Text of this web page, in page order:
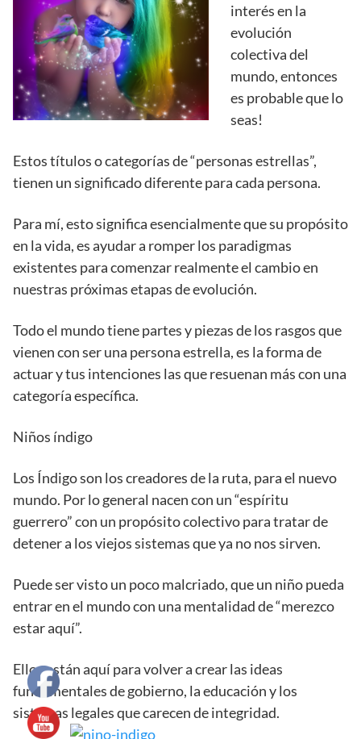
interés en la
evolución
colectiva del
mundo, entonces
es probable que lo
seas!
Estos títulos o categorías de “personas estrellas”,
tienen un significado diferente para cada persona.
Para mí, esto significa esencialmente que su propósito
en la vida, es ayudar a romper los paradigmas
existentes para comenzar realmente el cambio en
nuestras próximas etapas de evolución.
Todo el mundo tiene partes y piezas de los rasgos que
vienen con ser una persona estrella, es la forma de
actuar y tus intenciones las que resuenan más con una
categoría específica.
Niños índigo
Los Índigo son los creadores de la ruta, para el nuevo
mundo. Por lo general nacen con un “espíritu
guerrero” con un propósito colectivo para tratar de
detener a los viejos sistemas que ya no nos sirven.
Puede ser visto un poco malcriado, que un niño pueda
entrar en el mundo con una mentalidad de “merezco
estar aquí”.
Ellos están aquí para volver a crear las ideas
fundamentales de gobierno, la educación y los
sistemas legales que carecen de integridad.